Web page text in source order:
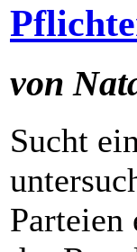
von
Sucht
Parteien